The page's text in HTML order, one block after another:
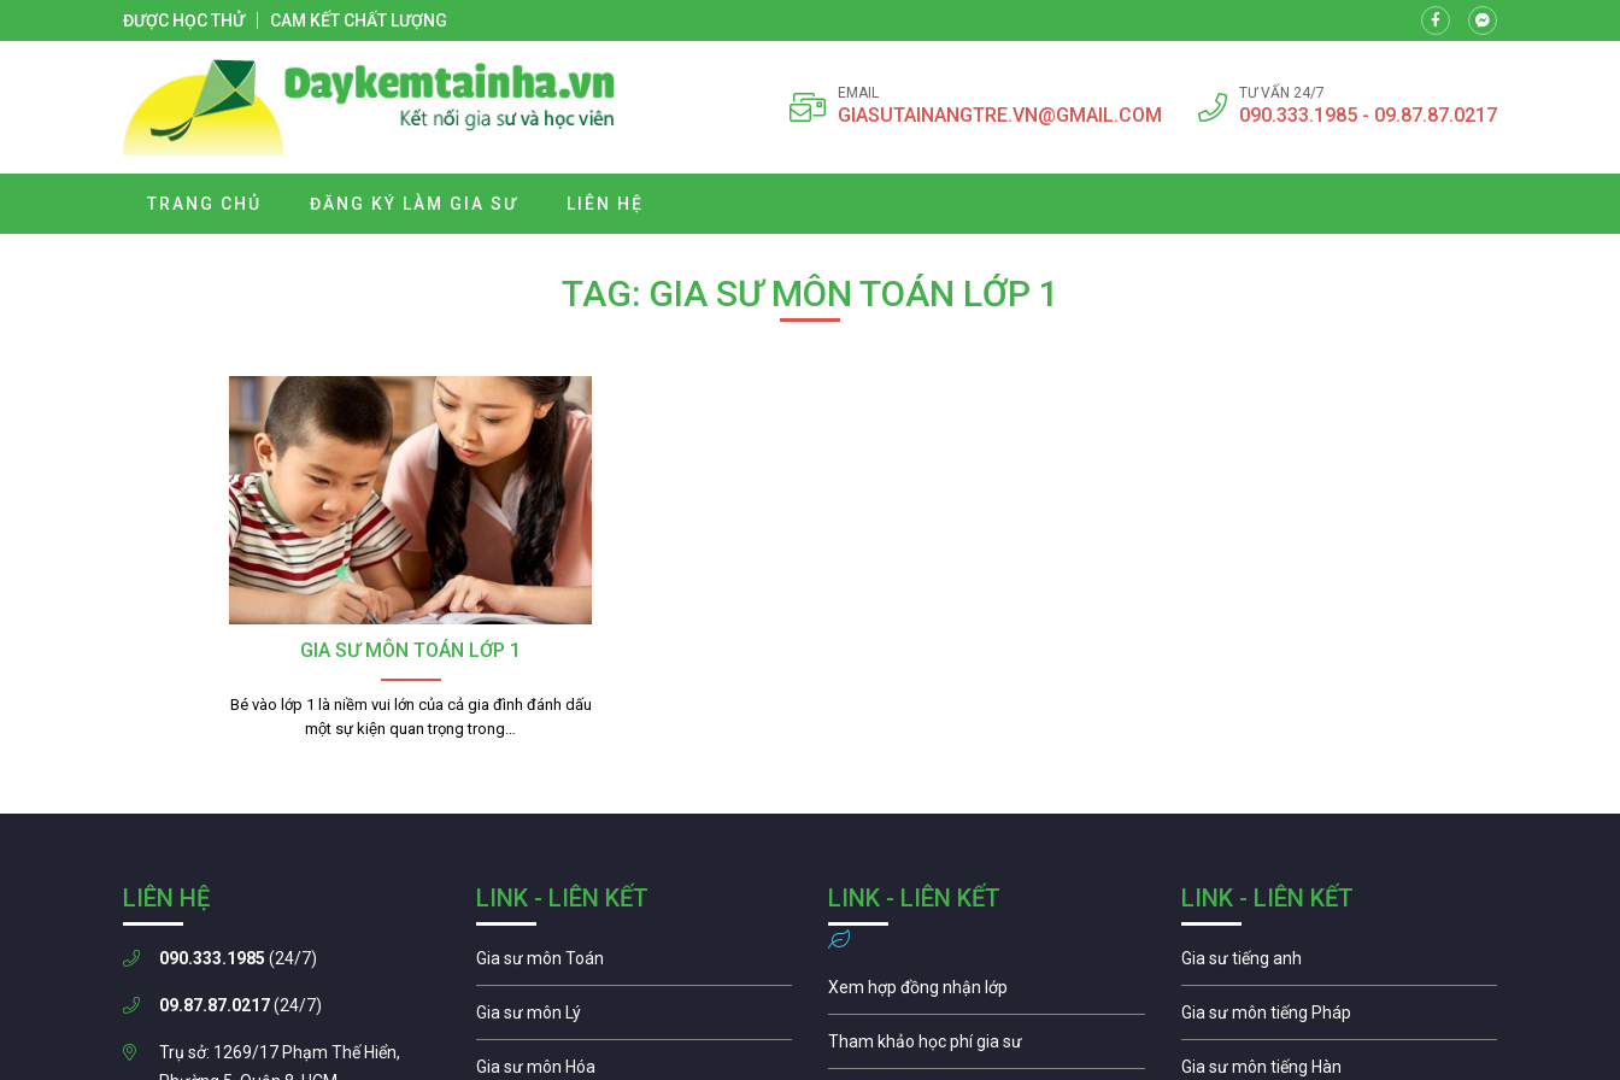
ĐƯỢC HỌC THỬ CAM KẾT CHẤT LƯỢNG
EMAIL
GIASUTAINANGTRE.VN@GMAIL.COM
TƯ VẤN 24/7
090.333.1985 - 09.87.87.0217
TRANG CHỦ ĐĂNG KÝ LÀM GIA SƯ LIÊN HỆ
TAG: GIA SƯ MÔN TOÁN LỚP 1
GIA SƯ MÔN TOÁN LỚP 1
Bé vào lớp 1 là niềm vui lớn của cả gia đình đánh dấu
một sự kiện quan trọng trong…
LIÊN HỆ
090.333.1985 (24/7)
09.87.87.0217(24/7)
Trụ sở: 1269/17 Phạm Thế Hiển,
LINK - LIÊN KẾT
Gia sư môn Toán
Gia sư môn Lý
Gia sư môn Hóa
LINK - LIÊN KẾT
Xem hợp đồng nhận lớp
Tham khảo học phí gia sư
LINK - LIÊN KẾT
Gia sư tiếng anh
Gia sư môn tiếng Pháp
Gia sư môn tiếng Hàn